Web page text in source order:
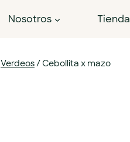
Nosotros Tienda
Verdeos/Cebollita x mazo